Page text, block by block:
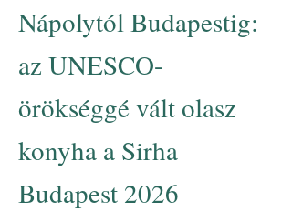
Nápolytól Budapestig:
az UNESCO-
örökséggé vált olasz
konyha a Sirha
Budapest 2026